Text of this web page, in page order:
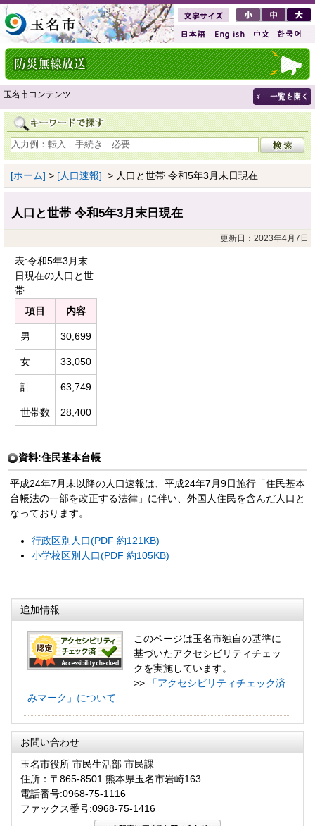
玉名市コンテンツ
[ホーム] > [人口速報] > 人口と世帯 令和5年3月末日現在
人口と世帯 令和5年3月末日現在
更新日：2023年4月7日
表:令和5年3月末
日現在の人口と世
帯
項目
内容
男 30,699
女 33,050
計 63,749
世帯数 28,400
資料:住民基本台帳
平成24年7月末以降の人口速報は、平成24年7月9日施行「住民基本
台帳法の一部を改正する法律」に伴い、外国人住民を含んだ人口と
なっております。
行政区別人口(PDF 約121KB)
小学校区別人口(PDF 約105KB)
追加情報
このページは玉名市独自の基準に
基づいたアクセシビリティチェッ
クを実施しています。
>>
「アクセシビリティチェック済
みマーク」について
お問い合わせ
玉名市役所 市民生活部 市民課
住所：〒865-8501 熊本県玉名市岩崎163
電話番号:0968-75-1116
ファックス番号:0968-75-1416